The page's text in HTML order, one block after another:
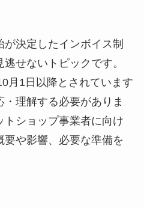
決定したインボイス制
せないトピックです。
月1日以降とされています
理解する必要がありま
ショップ事業者に向け
や影響、必要な準備を